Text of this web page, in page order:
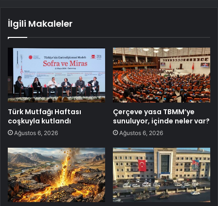
İlgili Makaleler
Türk Mutfağı Haftası
coşkuyla kutlandı
Ağustos 6, 2026
Çerçeve yasa TBMM’ye
sunuluyor, içinde neler var?
Ağustos 6, 2026